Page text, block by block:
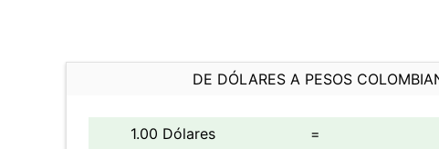
DE DÓLARES A PESOS
1.00 Dólares =